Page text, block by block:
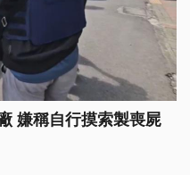
嫌稱自行摸索製喪屍